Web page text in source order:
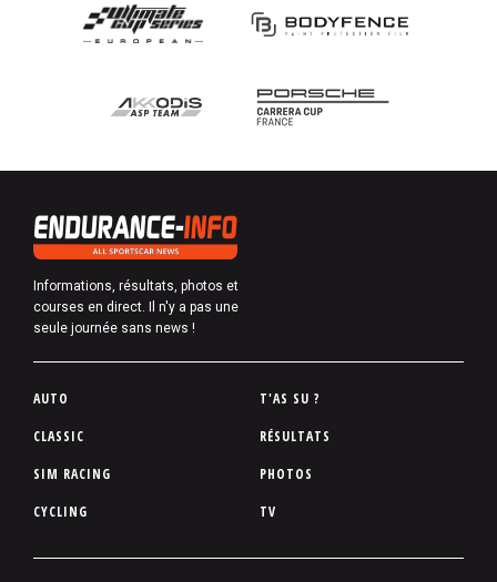
Informations, résultats, photos et
courses en direct. Il n'y a pas une
seule journée sans news !
P
d
d
p
AUTO
CLASSIC
SIM RACING
CYCLING
T'AS SU ?
RÉSULTATS
PHOTOS
TV